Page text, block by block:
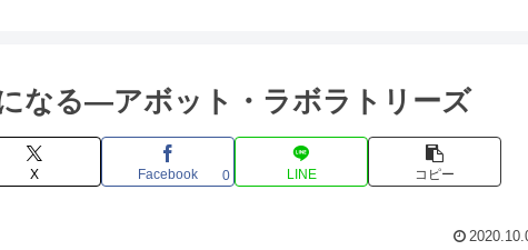
なる―アボット・ラボラトリーズ
X Facebook 0 LINE コピー